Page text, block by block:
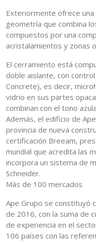
Exteriormente ofrece una
geometría que combina
compuestos por una
acristalamientos y zonas
El cerramiento está
doble aislante, con
Concrete), es decir,
vidrio en sus partes
combinan con el tono
Además, el edificio de
provincia de nueva
certificación Breeam,
mundial que acredita las
incorpora un sistema de
Schneider.
Más de 100 mercados
Ape Grupo se constituyó
de 2016, con la suma de
de experiencia en el
106 países con las